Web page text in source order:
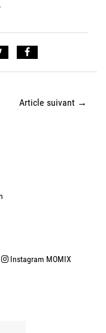
Article suivant →
Instagram MOMIX